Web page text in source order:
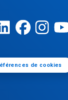
de cookies